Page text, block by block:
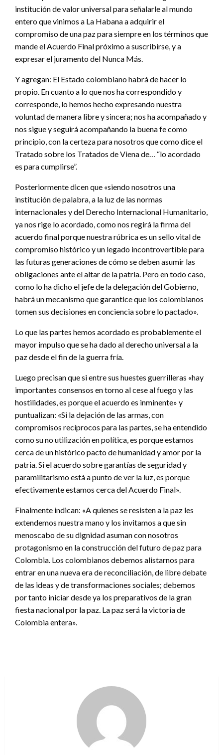
institución de valor universal para señalarle al mundo
entero que vinimos a La Habana a adquirir el
compromiso de una paz para siempre en los términos que
mande el Acuerdo Final próximo a suscribirse, y a
expresar el juramento del Nunca Más.
Y agregan: El Estado colombiano habrá de hacer lo
propio. En cuanto a lo que nos ha correspondido y
corresponde, lo hemos hecho expresando nuestra
voluntad de manera libre y sincera; nos ha acompañado y
nos sigue y seguirá acompañando la buena fe como
principio, con la certeza para nosotros que como dice el
Tratado sobre los Tratados de Viena de… “lo acordado
es para cumplirse”.
Posteriormente dicen que «siendo nosotros una
institución de palabra, a la luz de las normas
internacionales y del Derecho Internacional Humanitario,
ya nos rige lo acordado, como nos regirá la firma del
acuerdo final porque nuestra rúbrica es un sello vital de
compromiso histórico y un legado incontrovertible para
las futuras generaciones de cómo se deben asumir las
obligaciones ante el altar de la patria. Pero en todo caso,
como lo ha dicho el jefe de la delegación del Gobierno,
habrá un mecanismo que garantice que los colombianos
tomen sus decisiones en conciencia sobre lo pactado».
Lo que las partes hemos acordado es probablemente el
mayor impulso que se ha dado al derecho universal a la
paz desde el fin de la guerra fría.
Luego precisan que si entre sus huestes guerrilleras «hay
importantes consensos en torno al cese al fuego y las
hostilidades, es porque el acuerdo es inminente» y
puntualizan: «Si la dejación de las armas, con
compromisos recíprocos para las partes, se ha entendido
como su no utilización en política, es porque estamos
cerca de un histórico pacto de humanidad y amor por la
patria. Si el acuerdo sobre garantías de seguridad y
paramilitarismo está a punto de ver la luz, es porque
efectivamente estamos cerca del Acuerdo Final».
Finalmente indican: «A quienes se resisten a la paz les
extendemos nuestra mano y los invitamos a que sin
menoscabo de su dignidad asuman con nosotros
protagonismo en la construcción del futuro de paz para
Colombia. Los colombianos debemos alistarnos para
entrar en una nueva era de reconciliación, de libre debate
de las ideas y de transformaciones sociales; debemos
por tanto iniciar desde ya los preparativos de la gran
fiesta nacional por la paz. La paz será la victoria de
Colombia entera».